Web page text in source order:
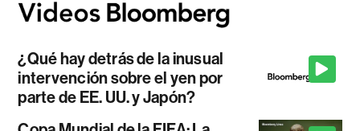
¿Qué hay detrás de la inusual
intervención sobre el yen por
parte de EE. UU. y Japón?